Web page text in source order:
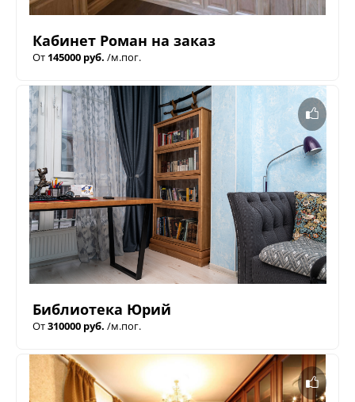
Кабинет Роман на заказ
От 145000 руб. /м.пог.
Библиотека Юрий
От310000 руб. /м.пог.